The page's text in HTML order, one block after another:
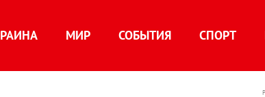
МИР СОБЫТИЯ СПОРТ